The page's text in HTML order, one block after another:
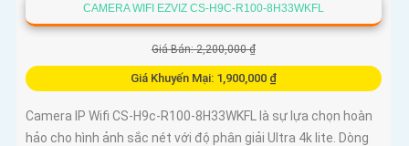
CAMERA WIFI EZVIZ CS-H9C-R100-8H33WKFL
Giá Bán: 2,200,000 ₫
Giá Khuyến Mại: 1,900,000 ₫
Camera IP Wifi CS-H9c-R100-8H33WKFL là sự lựa chọn hoàn
hảo cho hình ảnh sắc nét với độ phân giải Ultra 4k lite. Dòng